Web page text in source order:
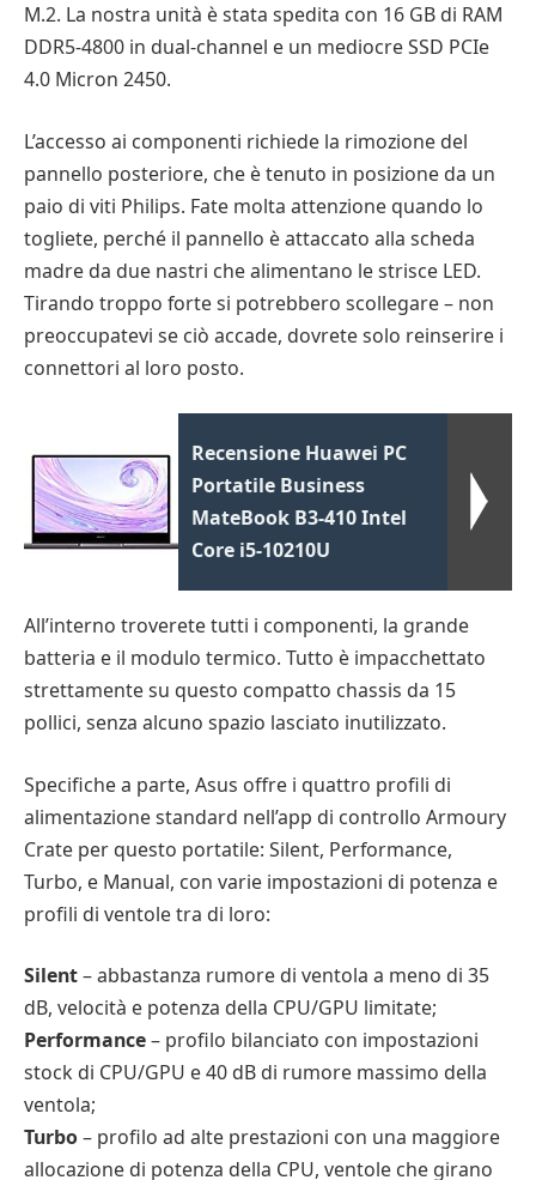
M.2. La nostra unità è stata spedita con 16 GB di RAM
DDR5-4800 in dual-channel e un mediocre SSD PCIe
4.0 Micron 2450.
L’accesso ai componenti richiede la rimozione del
pannello posteriore, che è tenuto in posizione da un
paio di viti Philips. Fate molta attenzione quando lo
togliete, perché il pannello è attaccato alla scheda
madre da due nastri che alimentano le strisce LED.
Tirando troppo forte si potrebbero scollegare – non
preoccupatevi se ciò accade, dovrete solo reinserire i
connettori al loro posto.
Recensione Huawei PC
Portatile Business
MateBook B3-410 Intel
Core i5-10210U
All’interno troverete tutti i componenti, la grande
batteria e il modulo termico. Tutto è impacchettato
strettamente su questo compatto chassis da 15
pollici, senza alcuno spazio lasciato inutilizzato.
Specifiche a parte, Asus offre i quattro profili di
alimentazione standard nell’app di controllo Armoury
Crate per questo portatile: Silent, Performance,
Turbo, e Manual, con varie impostazioni di potenza e
profili di ventole tra di loro:
Silent– abbastanza rumore di ventola a meno di 35
dB, velocità e potenza della CPU/GPU limitate;
Performance– profilo bilanciato con impostazioni
stock di CPU/GPU e 40 dB di rumore massimo della
ventola;
Turbo– profilo ad alte prestazioni con una maggiore
allocazione di potenza della CPU, ventole che girano